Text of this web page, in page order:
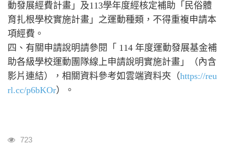
動發展經費計畫」及113學年度經核定補助「民俗體
育扎根學校實施計畫」之運動種類，不得重複申請本
項經費。
四、有關申請說明請參閱「 114 年度運動發展基金補
助各級學校運動團隊線上申請說明實施計畫」（內含
影片連結），相關資料參考如雲端資料夾（https://reu
rl.cc/p6bKOr）。
瀏覽人次
723